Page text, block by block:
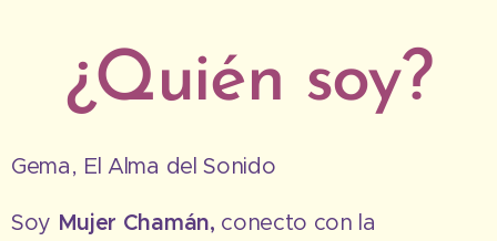
¿Quién soy?
Gema, El Alma del Sonido
Soy Mujer Chamán, conecto con la